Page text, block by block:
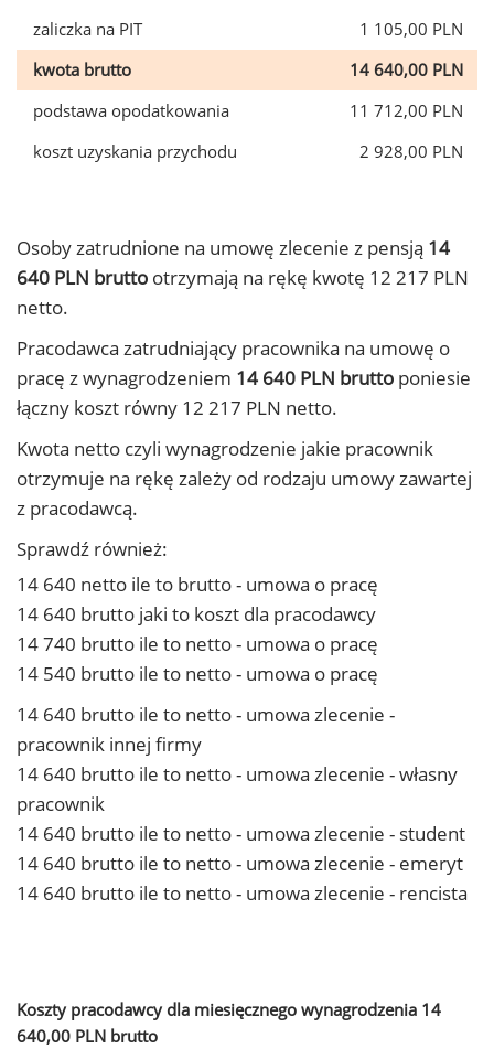
zaliczka na PIT
1 105,00 PLN
kwota brutto
14 640,00 PLN
podstawa opodatkowania
11 712,00 PLN
koszt uzyskania przychodu
2 928,00 PLN
Osoby zatrudnione na umowę zlecenie z pensją 14
640 PLN brutto otrzymają na rękę kwotę 12 217 PLN
netto.
Pracodawca zatrudniający pracownika na umowę o
pracę z wynagrodzeniem 14 640 PLN brutto poniesie
łączny koszt równy 12 217 PLN netto.
Kwota netto czyli wynagrodzenie jakie pracownik
otrzymuje na rękę zależy od rodzaju umowy zawartej
z pracodawcą.
Sprawdź również:
14 640 netto ile to brutto - umowa o pracę
14 640 brutto jaki to koszt dla pracodawcy
14 740 brutto ile to netto - umowa o pracę
14 540 brutto ile to netto - umowa o pracę
14 640 brutto ile to netto - umowa zlecenie -
pracownik innej firmy
14 640 brutto ile to netto - umowa zlecenie - własny
pracownik
14 640 brutto ile to netto - umowa zlecenie - student
14 640 brutto ile to netto - umowa zlecenie - emeryt
14 640 brutto ile to netto - umowa zlecenie - rencista
Koszty pracodawcy dla miesięcznego wynagrodzenia 14
640,00 PLN brutto